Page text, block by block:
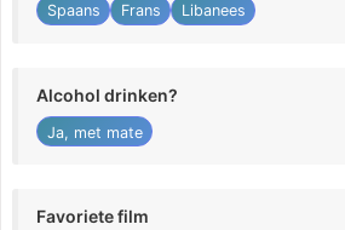
Spaans Frans Libanees
Alcohol drinken?
Ja, met mate
Favoriete film